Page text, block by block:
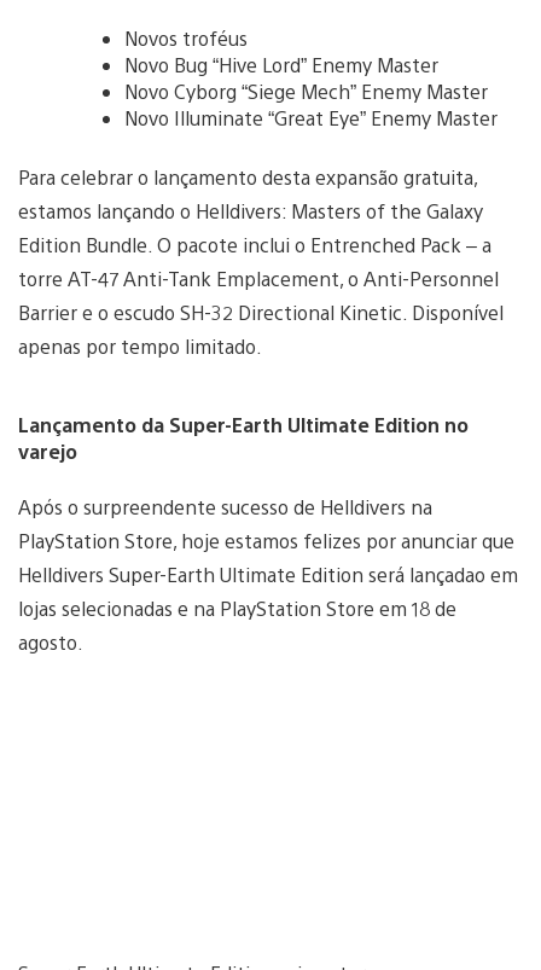
Novos troféus
Novo Bug “Hive Lord” Enemy Master
Novo Cyborg “Siege Mech” Enemy Master
Novo Illuminate “Great Eye” Enemy Master
Para celebrar o lançamento desta expansão gratuita,
estamos lançando o Helldivers: Masters of the Galaxy
Edition Bundle. O pacote inclui o Entrenched Pack – a
torre AT-47 Anti-Tank Emplacement, o Anti-Personnel
Barrier e o escudo SH-32 Directional Kinetic. Disponível
apenas por tempo limitado.
Lançamento da Super-Earth Ultimate Edition no
varejo
Após o surpreendente sucesso de Helldivers na
PlayStation Store, hoje estamos felizes por anunciar que
Helldivers Super-Earth Ultimate Edition será lançadao em
lojas selecionadas e na PlayStation Store em 18 de
agosto.